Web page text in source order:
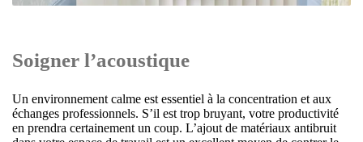
Soigner l’acoustique
Un environnement calme est essentiel à la concentration et aux
échanges professionnels. S’il est trop bruyant, votre productivité
en prendra certainement un coup. L’ajout de matériaux antibruit